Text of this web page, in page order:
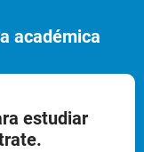
académica
estudiar